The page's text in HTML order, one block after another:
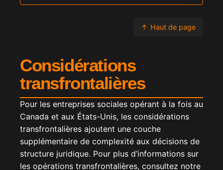
↑ Haut de page
Considérations
transfrontalières
Pour les entreprises sociales opérant à la fois au
Canada et aux États-Unis, les considérations
transfrontalières ajoutent une couche
supplémentaire de complexité aux décisions de
structure juridique. Pour plus d’informations sur
les opérations transfrontalières, consultez notre